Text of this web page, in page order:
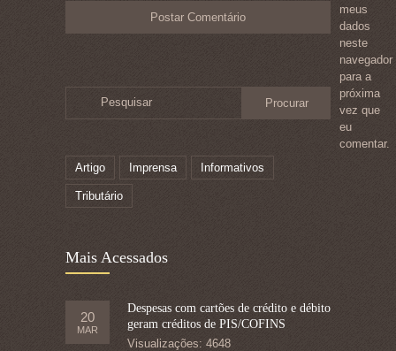
meus
dados
neste
navegador
para a
próxima
vez que
eu
comentar.
Pesquisar
Artigo Imprensa Informativos
Tributário
Mais Acessados
20
MAR
Despesas com cartões de crédito e débito
geram créditos de PIS/COFINS
Visualizações: 4648